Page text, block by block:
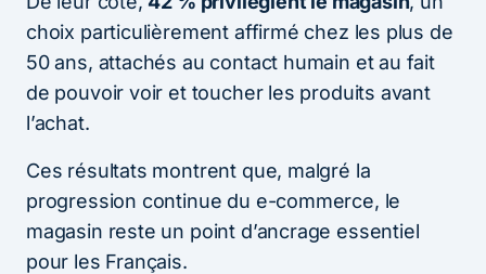
choix particulièrement affirmé chez les plus de
50 ans, attachés au contact humain et au fait
de pouvoir voir et toucher les produits avant
l’achat.
Ces résultats montrent que, malgré la
progression continue du e-commerce, le
magasin reste un point d’ancrage essentiel
pour les Français.